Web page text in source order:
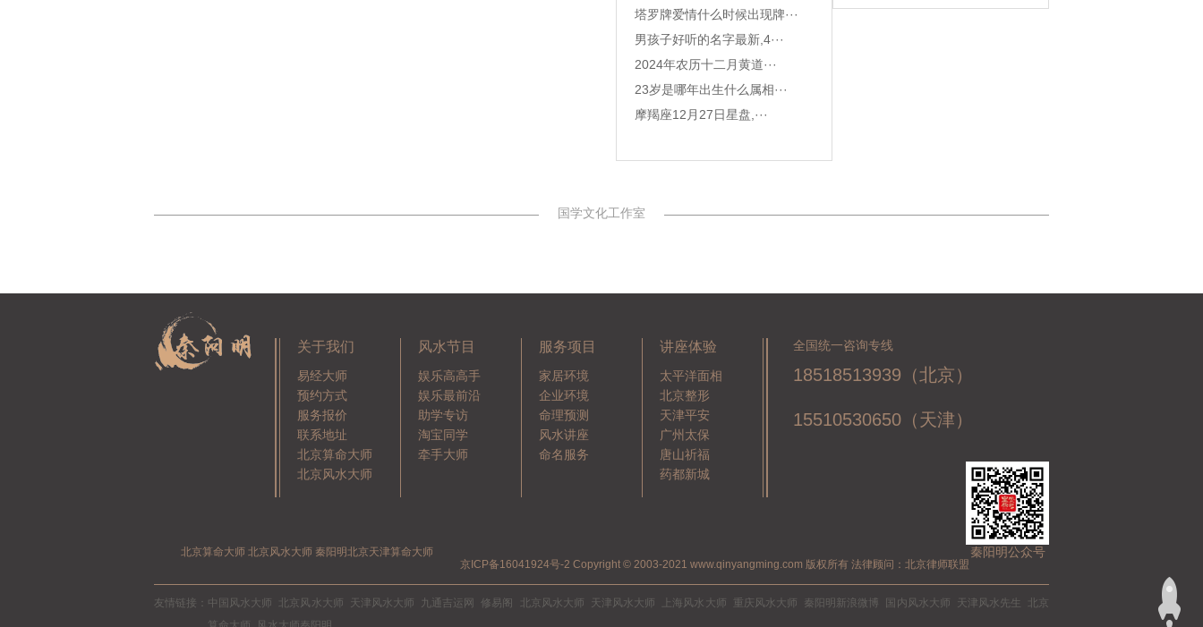
塔罗牌爱情什么时候出现牌···
男孩子好听的名字最新,4···
2024年农历十二月黄道···
23岁是哪年出生什么属相···
摩羯座12月27日星盘,···
国学文化工作室
关于我们
易经大师
预约方式
服务报价
联系地址
北京算命大师
北京风水大师
风水节目
娱乐高高手
娱乐最前沿
助学专访
淘宝同学
牵手大师
服务项目
家居环境
企业环境
命理预测
风水讲座
命名服务
讲座体验
太平洋面相
北京整形
天津平安
广州太保
唐山祈福
药都新城
全国统一咨询专线
18518513939（北京）
15510530650（天津）
秦阳明公众号
北京算命大师 北京风水大师 秦阳明北京天津算命大师
京ICP备16041924号-2 Copyright © 2003-2021 www.qinyangming.com 版权所有 法律顾问：北京律师联盟
友情链接： 中国风水大师 北京风水大师 天津风水大师 九通吉运网 修易阁 北京风水大师 天津风水大师 上海风水大师 重庆风水大师 秦阳明新浪微博 国内风水大师 天津风水先生
北京